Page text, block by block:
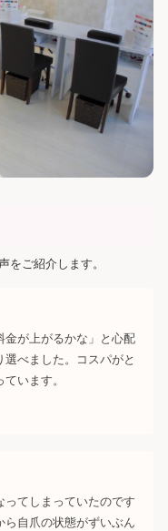
ご紹介します。
金が上がるかな」と心配
べました。コスパがと
います。
てしまっていたのです
自爪の状態がずいぶん